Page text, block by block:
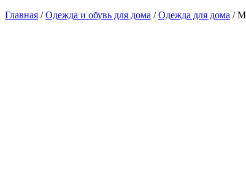
Главная /Одежда и обувь для дома /Одежда для дома /